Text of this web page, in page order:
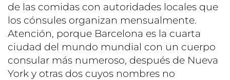
de las comidas con autoridades locales que
los cónsules organizan mensualmente.
Atención, porque Barcelona es la cuarta
ciudad del mundo mundial con un cuerpo
consular más numeroso, después de Nueva
York y otras dos cuyos nombres no